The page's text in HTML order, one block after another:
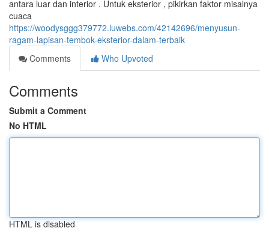
antara luar dan interior . Untuk eksterior , pikirkan faktor misalnya
cuaca
https://woodysggg379772.luwebs.com/42142696/menyusun-
ragam-lapisan-tembok-eksterior-dalam-terbaik
Comments
Who Upvoted
Comments
Submit a Comment
No HTML
HTML is disabled